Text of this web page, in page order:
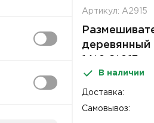
Артикул: А2915
деревянный
AVIORA
В наличии
Доставка:
Самовывоз: